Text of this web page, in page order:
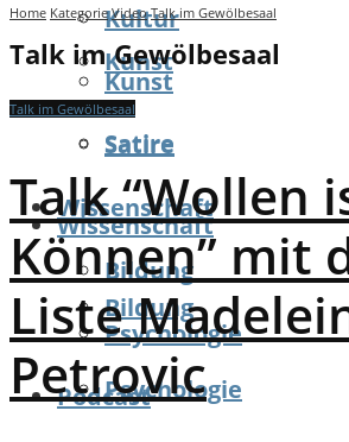
Kunst
Satire
Wissenschaft
Bildung
Psychologie
Kultur
Kunst
Satire
Wissenschaft
Bildung
Psychologie
Podcast
Home Kategorie Video Talk im Gewölbesaal
Talk im Gewölbesaal
Talk im Gewölbesaal
Talk “Wollen
Können” mit
Liste
Petrovic